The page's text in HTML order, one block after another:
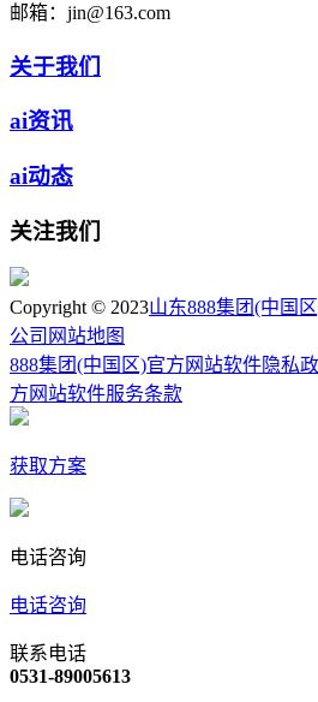
邮箱： jin@163.com
关于我们
ai资讯
ai动态
关注我们
Copyright © 2023山东888集团(中国
公司 网站地图
888集团(中国区)官方网站软件隐私
方网站软件服务条款
获取方案
电话咨询
电话咨询
联系电话
0531-89005613